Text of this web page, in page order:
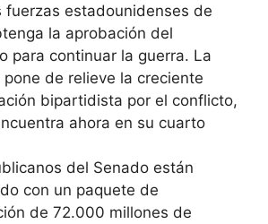
fuerzas estadounidenses de
la aprobación del
para continuar la guerra. La
de relieve la creciente
bipartidista por el conflicto,
ahora en su cuarto
del Senado están
con un paquete de
de 72.000 millones de